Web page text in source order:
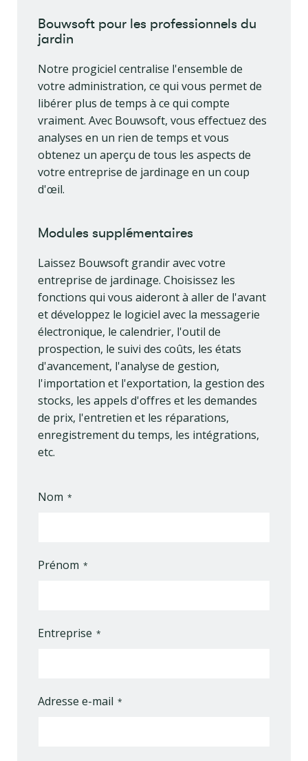
Bouwsoft pour les professionnels du
jardin
Notre progiciel centralise l'ensemble de
votre administration, ce qui vous permet de
libérer plus de temps à ce qui compte
vraiment. Avec Bouwsoft, vous effectuez des
analyses en un rien de temps et vous
obtenez un aperçu de tous les aspects de
votre entreprise de jardinage en un coup
d'œil.
Modules supplémentaires
Laissez Bouwsoft grandir avec votre
entreprise de jardinage. Choisissez les
fonctions qui vous aideront à aller de l'avant
et développez le logiciel avec la messagerie
électronique, le calendrier, l'outil de
prospection, le suivi des coûts, les états
d'avancement, l'analyse de gestion,
l'importation et l'exportation, la gestion des
stocks, les appels d'offres et les demandes
de prix, l'entretien et les réparations,
enregistrement du temps, les intégrations,
etc.
Nom
Prénom
Entreprise
Adresse e-mail